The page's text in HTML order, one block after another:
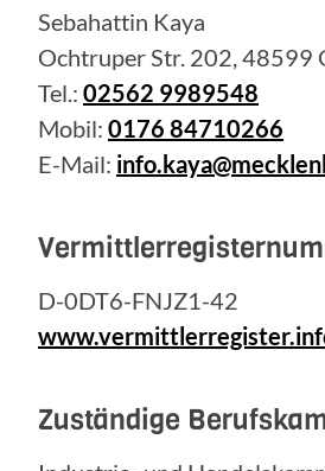
Sebahattin Kaya
Ochtruper Str. 202, 48599
Tel.: 02562 9989548
Mobil: 0176 84710266
E-Mail:
D-0DT6-FNJZ1-42
Zuständige